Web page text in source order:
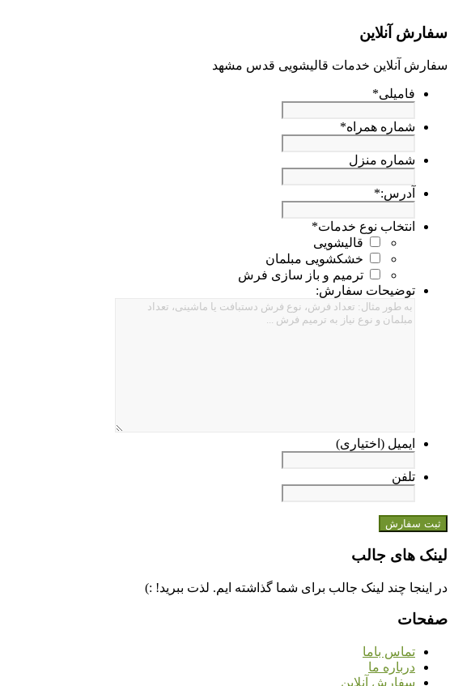
سفارش آنلاین
سفارش آنلاین خدمات قالیشویی قدس مشهد
فامیلی*
شماره همراه*
شماره منزل
آدرس:*
انتخاب نوع خدمات*
قالیشویی
خشکشویی مبلمان
ترمیم و باز سازی فرش
توضیحات سفارش:
ایمیل (اختیاری)
تلفن
لینک های جالب
در اینجا چند لینک جالب برای شما گذاشته ایم. لذت ببرید! :)
صفحات
تماس باما
درباره ما
سفارش آنلاین